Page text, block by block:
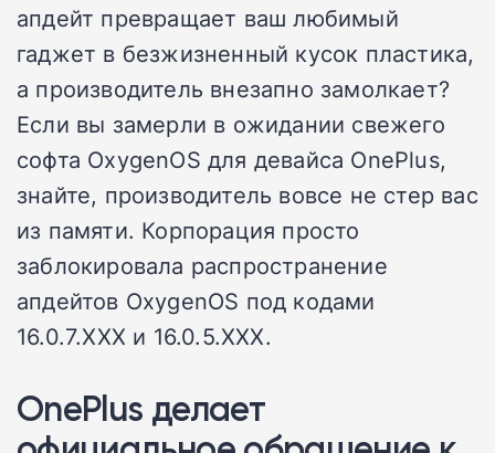
апдейт превращает ваш любимый
гаджет в безжизненный кусок пластика,
а производитель внезапно замолкает?
Если вы замерли в ожидании свежего
софта OxygenOS для девайса OnePlus,
знайте, производитель вовсе не стер вас
из памяти. Корпорация просто
заблокировала распространение
апдейтов OxygenOS под кодами
16.0.7.XXX и 16.0.5.XXX.
OnePlus делает